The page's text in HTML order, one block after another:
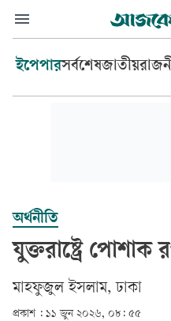
ইপেপারসর্বশেষজাতীয়
অর্থনীতি
যুক্তরাষ্ট্রে পোশাক
মাহফুজুল ইসলাম, ঢাকা
প্রকাশ : ১১ জুন ২০২৬, ০৮: ৫৫